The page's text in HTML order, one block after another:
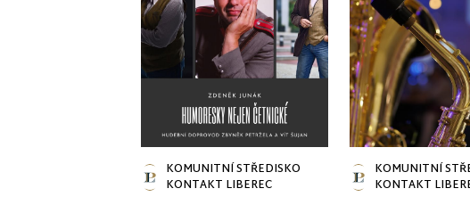
KOMUNITNÍ STŘEDISKO
KONTAKT LIBEREC
KOMUNITNÍ
KONTAKT